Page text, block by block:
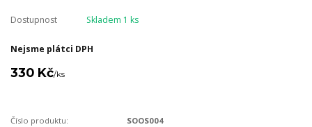
Dostupnost Skladem 1 ks
Nejsme plátci DPH
330 Kč/ks
Číslo produktu:
SOOS004